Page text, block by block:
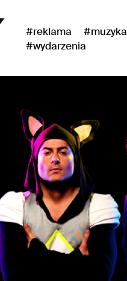
#reklama #muzyka
#wydarzenia